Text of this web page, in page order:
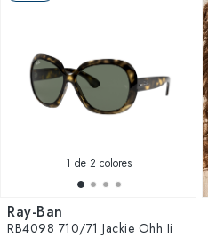
1 de 2 colores
Ray-Ban
RB4098 710/71 Jackie Ohh Ii